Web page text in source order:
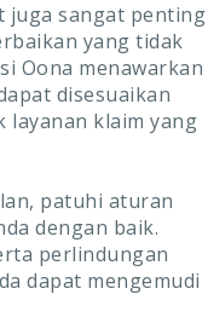
juga sangat penting
yang tidak
Oona menawarkan
disesuaikan
layanan klaim yang
patuhi aturan
dengan baik.
perlindungan
dapat mengemudi